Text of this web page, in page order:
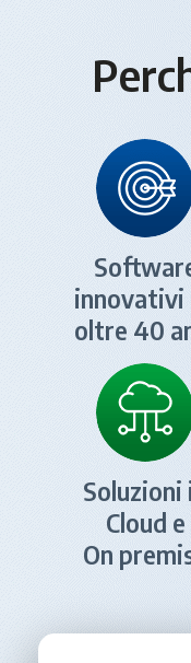
innovativi
oltre 40
Soluzioni
Cloud e
On